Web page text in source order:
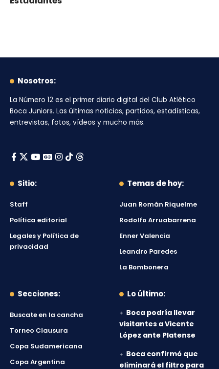
Nosotros:
La Número 12 es el primer diario digital del Club Atlético
Boca Juniors. Las últimas noticias, partidos, estadísticas,
entrevistas, fotos, vídeos y mucho más.
Sitio:
Staff
Política editorial
Legales y Política de
privacidad
Temas de hoy:
Juan Román Riquelme
Rodolfo Arruabarrena
Enner Valencia
Leandro Paredes
La Bombonera
Secciones:
Buscate en la cancha
Torneo Clausura
Copa Sudamericana
Copa Argentina
Lo último:
Boca podría llevar
visitantes a Vicente
López ante Platense
Boca confirmó que
eliminará el filtro para